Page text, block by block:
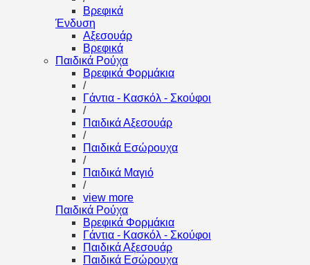
Βρεφικά
Ένδυση
Αξεσουάρ
Βρεφικά
Παιδικά Ρούχα
Βρεφικά Φορμάκια
/
Γάντια - Κασκόλ - Σκούφοι
/
Παιδικά Αξεσουάρ
/
Παιδικά Εσώρουχα
/
Παιδικά Μαγιό
/
view more
Παιδικά Ρούχα
Βρεφικά Φορμάκια
Γάντια - Κασκόλ - Σκούφοι
Παιδικά Αξεσουάρ
Παιδικά Εσώρουχα